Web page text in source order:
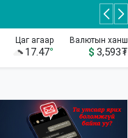
Цаг агаар
17.47°
Валютын ханш
$ 3,593₮